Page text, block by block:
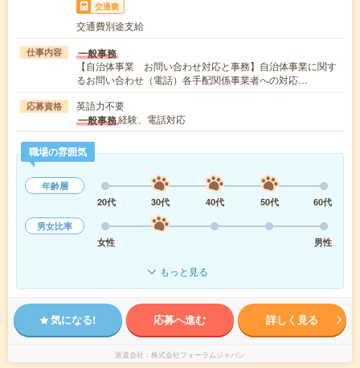
交通費
交通費別途支給
仕事内容 一般事務
【自治体事業 お問い合わせ対応と事務】自治体事業に関す
るお問い合わせ（電話）各手配関係事業者への対応…
応募資格 英語力不要
一般事務経験、電話対応
職場の雰囲気
年齢層
20代
30代 40代 50代
60代
男女比率
女性
男性
もっと見る
気になる! 応募へ進む 詳しく見る
派遣会社 株式会社フォーラムジャパン